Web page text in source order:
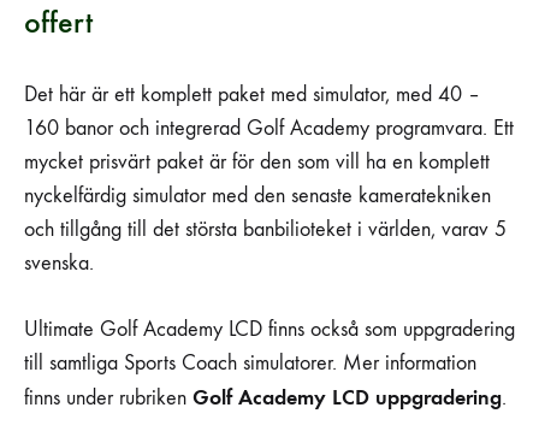
offert
Det här är ett komplett paket med simulator, med 40 –
160 banor och integrerad Golf Academy programvara. Ett
mycket prisvärt paket är för den som vill ha en komplett
nyckelfärdig simulator med den senaste kameratekniken
och tillgång till det största banbilioteket i världen, varav 5
svenska.
Ultimate Golf Academy LCD finns också som uppgradering
till samtliga Sports Coach simulatorer. Mer information
finns under rubriken Golf Academy LCD uppgradering.